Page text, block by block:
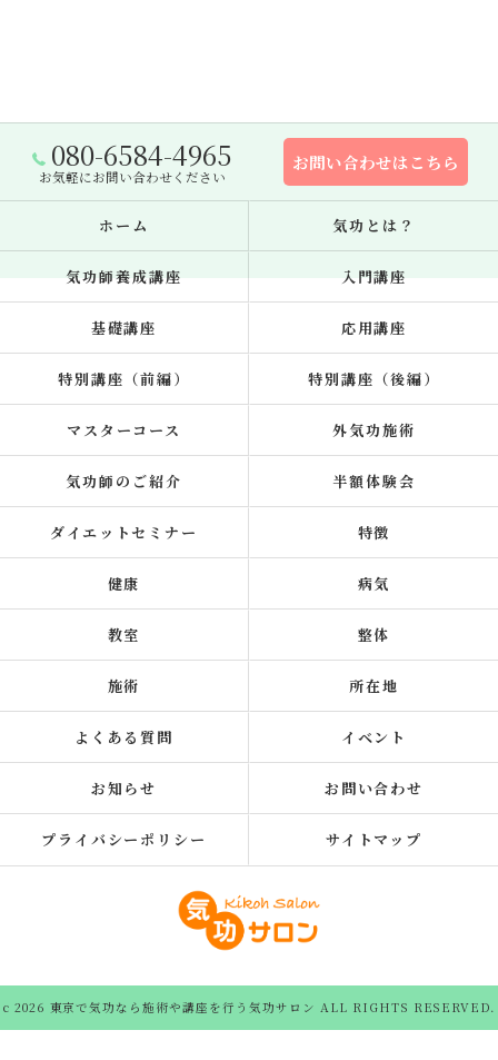
080-6584-4965
お気軽にお問い合わせください
お問い合わせはこちら
ホーム 気功とは？
気功師養成講座 入門講座
基礎講座 応用講座
特別講座（前編） 特別講座（後編）
マスターコース 外気功施術
気功師のご紹介 半額体験会
ダイエットセミナー 特徴
健康 病気
教室 整体
施術 所在地
よくある質問 イベント
お知らせ お問い合わせ
プライバシーポリシー サイトマップ
c 2026 東京で気功なら施術や講座を行う気功サロン ALL RIGHTS RESERVED.